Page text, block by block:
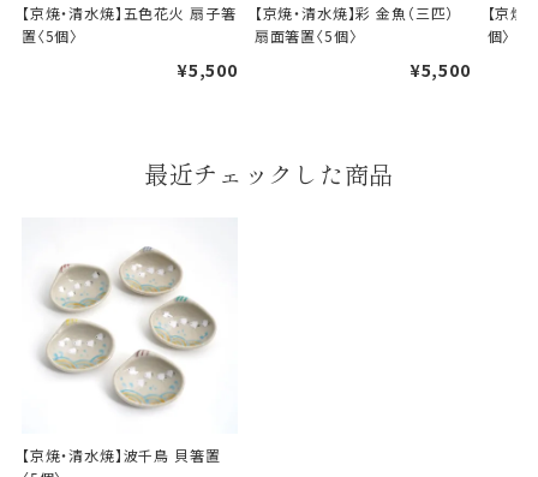
のし・包装体裁により、紐（ひも）掛けしない場合が
天掛け包装について
手提袋はお付けできません。
【京焼・清水焼】五色花火 扇子箸
置〈5個〉
¥5,500
【京焼・清水焼】彩 金魚（三匹）
扇面箸置〈5個〉
¥5,500
【京焼
個〉
最近チェックした商品
【京焼・清水焼】波千鳥 貝箸置